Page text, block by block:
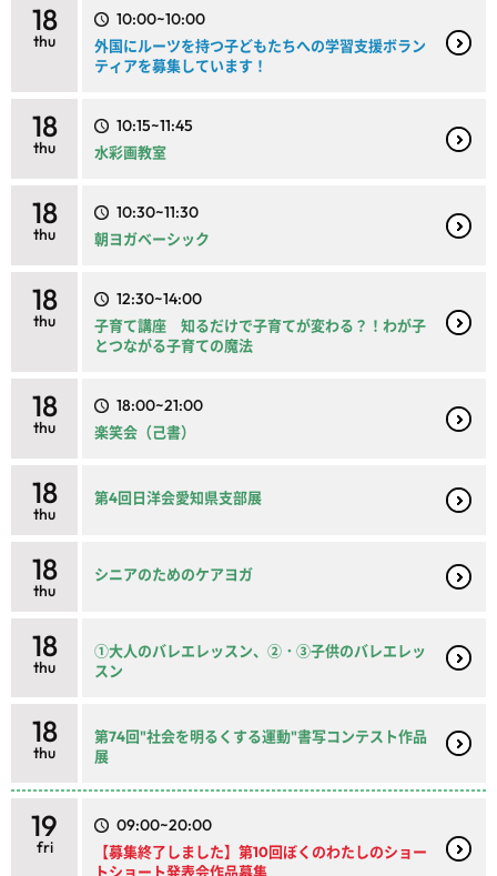
18
thu
10:00~10:00
外国にルーツを持つ子どもたちへの学習支援ボラン
ティアを募集しています！
18
thu
10:15~11:45
水彩画教室
18
thu
10:30~11:30
朝ヨガベーシック
18
thu
12:30~14:00
子育て講座 知るだけで子育てが変わる？！わが子
とつながる子育ての魔法
18
thu
18:00~21:00
楽笑会（己書）
18
thu
第4回日洋会愛知県支部展
18
thu
シニアのためのケアヨガ
18
thu
①大人のバレエレッスン、②・③子供のバレエレッ
スン
18
thu
第74回"社会を明るくする運動"書写コンテスト作品
展
19
fri
09:00~20:00
【募集終了しました】第10回ぼくのわたしのショー
トショート発表会作品募集